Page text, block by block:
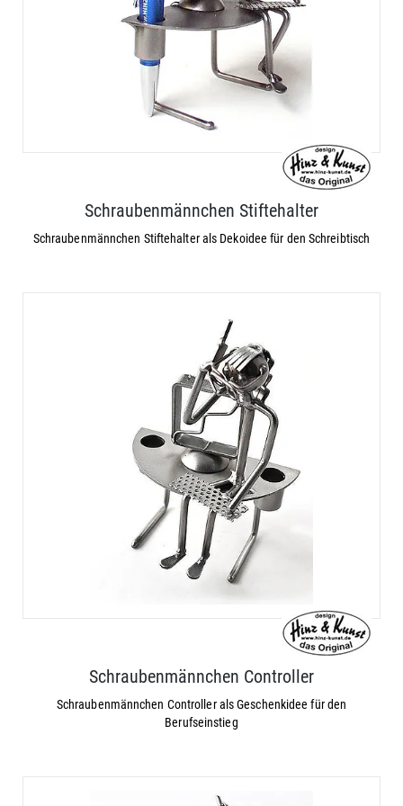
Schraubenmännchen Stiftehalter
Schraubenmännchen Stiftehalter als Dekoidee für den Schreibtisch
Schraubenmännchen Controller
Schraubenmännchen Controller als Geschenkidee für den
Berufseinstieg